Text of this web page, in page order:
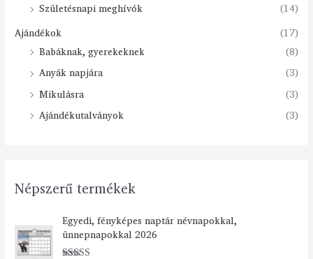
Születésnapi meghívók
(14)
Ajándékok
(17)
Babáknak, gyerekeknek
(8)
Anyák napjára
(3)
Mikulásra
(3)
Ajándékutalványok
(3)
Népszerű termékek
Egyedi, fényképes naptár névnapokkal,
ünnepnapokkal 2026
r
t